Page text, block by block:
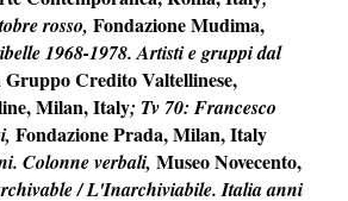
rosso, Fondazione Mudima,
1968-1978. Artisti e gruppi dal
Credito Valtellinese,
Milan, Italy; Tv 70: Francesco
Fondazione Prada, Milan, Italy
Colonne verbali, Museo Novecento,
/ L'Inarchiviabile. Italia anni